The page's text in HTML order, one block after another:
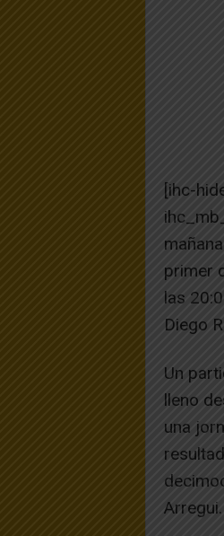
[ihc-
primer
las
Diego
Un
lleno
una
Arregui.